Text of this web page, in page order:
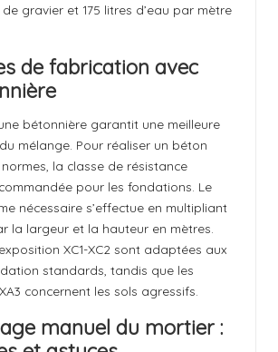
de gravier et 175 litres d’eau par mètre
de fabrication avec
bétonnière garantit une meilleure
mélange. Pour réaliser un béton
la classe de résistance
pour les fondations. Le
nécessaire s’effectue en multipliant
la largeur et la hauteur en mètres.
XC1-XC2 sont adaptées aux
standards, tandis que les
concernent les sols agressifs.
manuel du mortier :